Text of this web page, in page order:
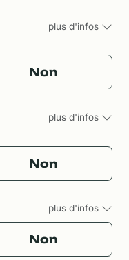
plus d'infos
Non
plus d'infos
Non
plus d'infos
Non